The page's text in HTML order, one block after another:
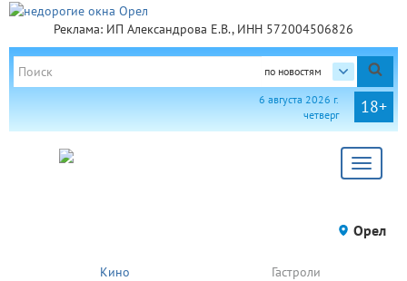
Реклама: ИП Александрова Е.В., ИНН 572004506826
по новостям
18+
6 августа 2026 г.
четверг
Toggle
Орел
Кино Гастроли